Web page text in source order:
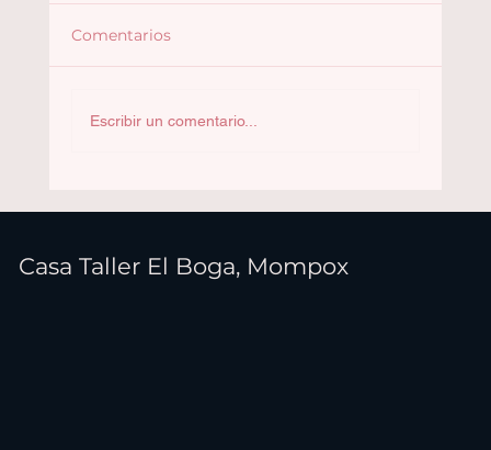
Comentarios
Escribir un comentario...
Casa Taller El Boga, Mompox